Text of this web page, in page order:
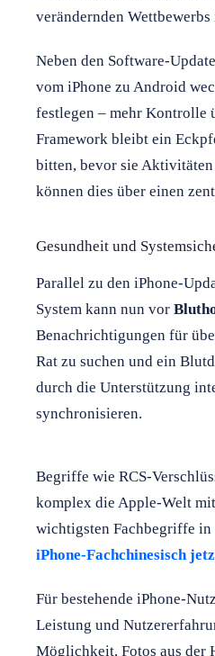
verändernden
Neben den Software-
vom iPhone zu Android
festlegen – mehr Kontrolle
Framework bleibt ein
bitten, bevor sie
können dies über einen
Gesundheit und
Parallel zu den iPhone-
System kann nun vor
Benachrichtigungen für
Rat zu suchen und ein
durch die Unterstützung
synchronisieren.
Begriffe wie RCS-
komplex die Apple-Welt
wichtigsten Fachbegriffe in
iPhone-Fachchinesisch
Für bestehende iPhone-
Leistung und
Möglichkeit, Fotos aus der